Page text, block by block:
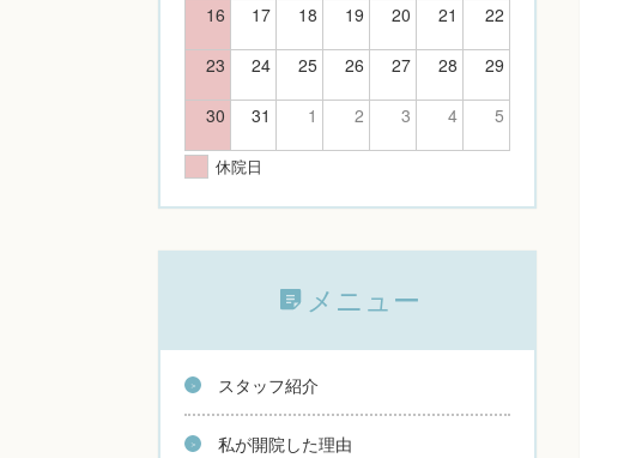
16 17 18 19 20 21 22
23 24 25 26 27 28 29
30 31 1 2 3 4 5
休院日
メニュー
スタッフ紹介
私が開院した理由